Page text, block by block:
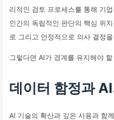
리적인 검토 프로세스를 통해 기
인간의 독립적인 판단의 핵심 위
로 그리고 안정적으로 의사 결정
그렇다면 AI가 경계를 유지해야
데이터 함정과
AI 기술의 확산과 깊은 사용과 함